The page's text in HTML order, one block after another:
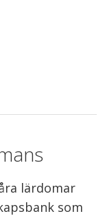
lärdomar
som